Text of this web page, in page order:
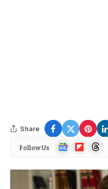
Share
Follow Us
Google
News
FlipboardThreads